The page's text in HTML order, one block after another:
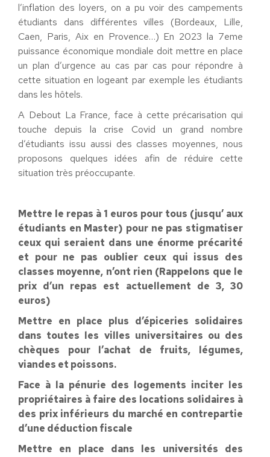
l’inflation des loyers, on a pu voir des campements
étudiants dans différentes villes (Bordeaux, Lille,
Caen, Paris, Aix en Provence…) En 2023 la 7eme
puissance économique mondiale doit mettre en place
un plan d’urgence au cas par cas pour répondre à
cette situation en logeant par exemple les étudiants
dans les hôtels.
A Debout La France, face à cette précarisation qui
touche depuis la crise Covid un grand nombre
d’étudiants issu aussi des classes moyennes, nous
proposons quelques idées afin de réduire cette
situation très préoccupante.
Mettre le repas à 1 euros pour tous (jusqu’ aux
étudiants en Master) pour ne pas stigmatiser
ceux qui seraient dans une énorme précarité
et pour ne pas oublier ceux qui issus des
classes moyenne, n’ont rien (Rappelons que le
prix d’un repas est actuellement de 3, 30
euros)
Mettre en place plus d’épiceries solidaires
dans toutes les villes universitaires ou des
chèques pour l’achat de fruits, légumes,
viandes et poissons.
Face à la pénurie des logements inciter les
propriétaires à faire des locations solidaires à
des prix inférieurs du marché en contrepartie
d’une déduction fiscale
Mettre en place dans les universités des